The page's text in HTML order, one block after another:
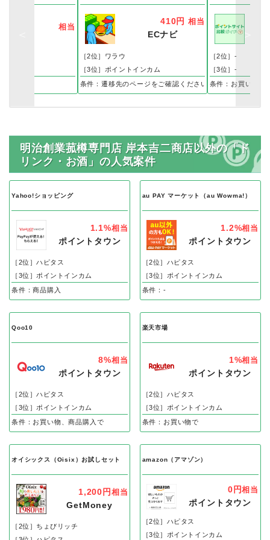
相当
410円 相当
ECナビ
［2位］ワラウ
［3位］ポイントインカム
条件：遷移先のページをご確認ください。
［2位］-
［3位］-
条件：お買い物
明治創業菰樽専門店 岸本吉二商店以外の「ド
リンク・お酒」の人気案件
Yahoo!ショッピング
1.1%相当
ポイントタウン
［2位］ハピタス
［3位］ポイントインカム
条件：商品購入
au PAY マーケット（au Wowma!）
1.2%相当
ポイントタウン
［2位］ハピタス
［3位］ポイントインカム
条件：-
Qoo10
8%相当
ポイントタウン
［2位］ハピタス
［3位］ポイントインカム
条件：お買い物、商品購入で
楽天市場
1%相当
ポイントタウン
［2位］ハピタス
［3位］ポイントインカム
条件：お買い物で
オイシックス（Oisix）お試しセット
1,200円 相当
GetMoney
［2位］ちょびリッチ
amazon（アマゾン）
0円相当
ポイントタウン
［2位］ハピタス
［3位］ポイントインカム